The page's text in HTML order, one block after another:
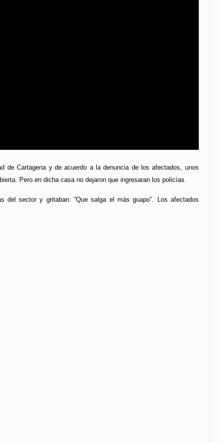
de Cartagena y de acuerdo a la denuncia de los afectados, unos
Pero en dicha casa no dejaron que ingresaran los policías.
sector y gritaban: “Que salga el más guapo”. Los afectados